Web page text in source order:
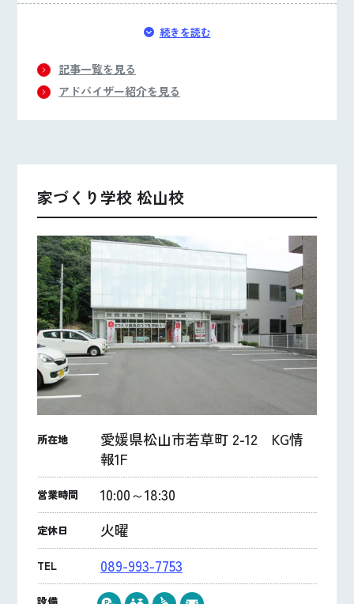
続きを読む
記事一覧を見る
アドバイザー紹介を見る
家づくり学校 松山校
所在地
愛媛県松山市若草町 2-12 KG情
報1F
営業時間 10:00～18:30
定休日 火曜
TEL 089-993-7753